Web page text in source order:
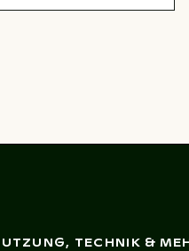
TECHNIK &